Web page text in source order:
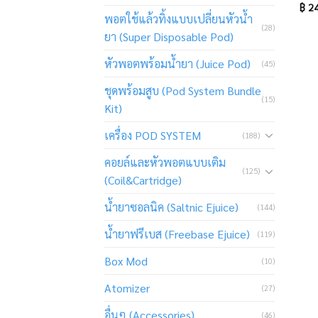
พอตใช้แล้วทิ้งแบบเปลี่ยนหัวน้ำ
ยา (Super Disposable Pod)
(28)
หัวพอตพร้อมน้ำยา (Juice Pod) (45)
ชุดพร้อมสูบ (Pod System Bundle
Kit)
(15)
เครื่อง POD SYSTEM (188)
คอยล์และหัวพอตแบบเติม
(Coil&Cartridge)
(125)
น้ำยาซอลนิค (Saltnic Ejuice) (144)
น้ำยาฟรีเบส (Freebase Ejuice) (119)
Box Mod (10)
Atomizer (27)
อื่นๆ (Accessories) (46)
฿